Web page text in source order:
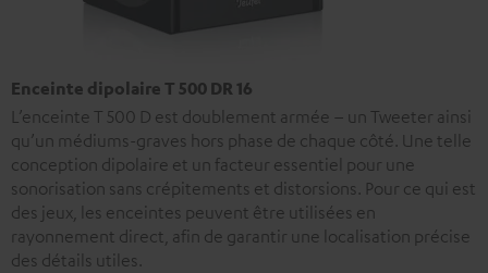
Enceinte dipolaire T 500 DR 16
L’enceinte T 500 D est doublement armée – un Tweeter ainsi
qu’un médiums-graves hors phase de chaque côté. Une telle
conception dipolaire et un facteur essentiel pour une
sonorisation sans crépitements et distorsions. Pour ce qui est
des jeux, les enceintes peuvent être utilisées en
rayonnement direct, afin de garantir une localisation précise
des détails utiles.